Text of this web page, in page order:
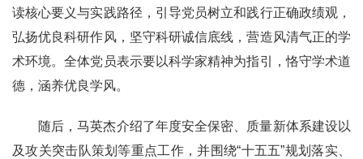
读核心要义与实践路径，引导党员树立和践行正确政绩观，
弘扬优良科研作风，坚守科研诚信底线，营造风清气正的学
术环境。全体党员表示要以科学家精神为指引，恪守学术道
德，涵养优良学风。
随后，马英杰介绍了年度安全保密、质量新体系建设以
及攻关突击队策划等重点工作，并围绕“十五五”规划落实、